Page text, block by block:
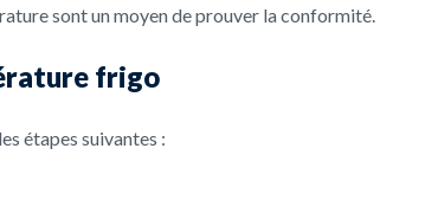
sont un moyen de prouver la conformité.
frigo
étapes suivantes :